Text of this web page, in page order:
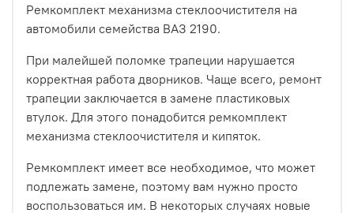
Ремкомплект механизма стеклоочистителя на
автомобили семейства ВАЗ 2190.
При малейшей поломке трапеции нарушается
корректная работа дворников. Чаще всего, ремонт
трапеции заключается в замене пластиковых
втулок. Для этого понадобится ремкомплект
механизма стеклоочистителя и кипяток.
Ремкомплект имеет все необходимое, что может
подлежать замене, поэтому вам нужно просто
воспользоваться им. В некоторых случаях новые